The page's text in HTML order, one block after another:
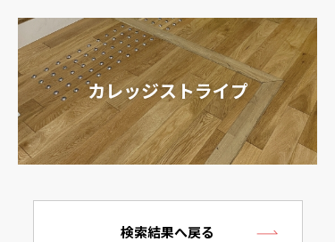
カレッジストライプ
検索結果へ戻る